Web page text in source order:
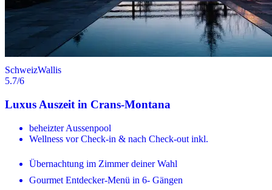
SchweizWallis
5.7/6
Luxus Auszeit in Crans-Montana
beheizter Aussenpool
Wellness vor Check-in & nach Check-out inkl.
Übernachtung im Zimmer deiner Wahl
Gourmet Entdecker-Menü in 6- Gängen